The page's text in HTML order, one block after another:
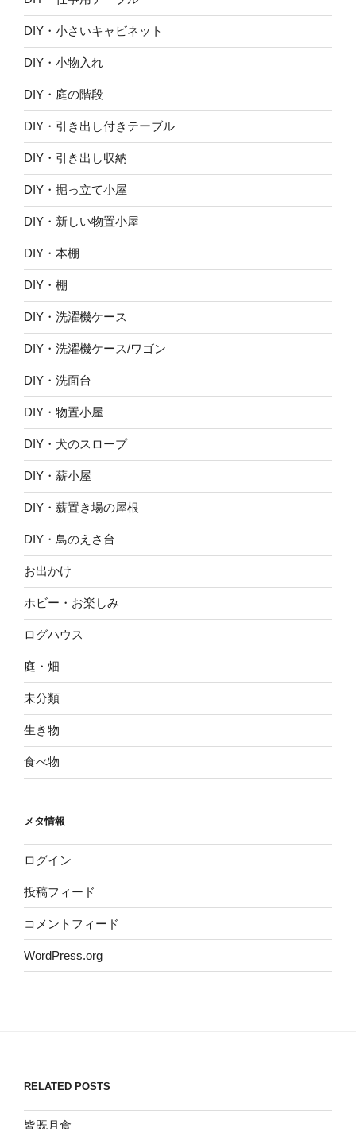
DIY・小さいキャビネット
DIY・小物入れ
DIY・庭の階段
DIY・引き出し付きテーブル
DIY・引き出し収納
DIY・掘っ立て小屋
DIY・新しい物置小屋
DIY・本棚
DIY・棚
DIY・洗濯機ケース
DIY・洗濯機ケース/ワゴン
DIY・洗面台
DIY・物置小屋
DIY・犬のスロープ
DIY・薪小屋
DIY・薪置き場の屋根
DIY・鳥のえさ台
お出かけ
ホビー・お楽しみ
ログハウス
庭・畑
未分類
生き物
食べ物
メタ情報
ログイン
投稿フィード
コメントフィード
WordPress.org
RELATED POSTS
皆既月食